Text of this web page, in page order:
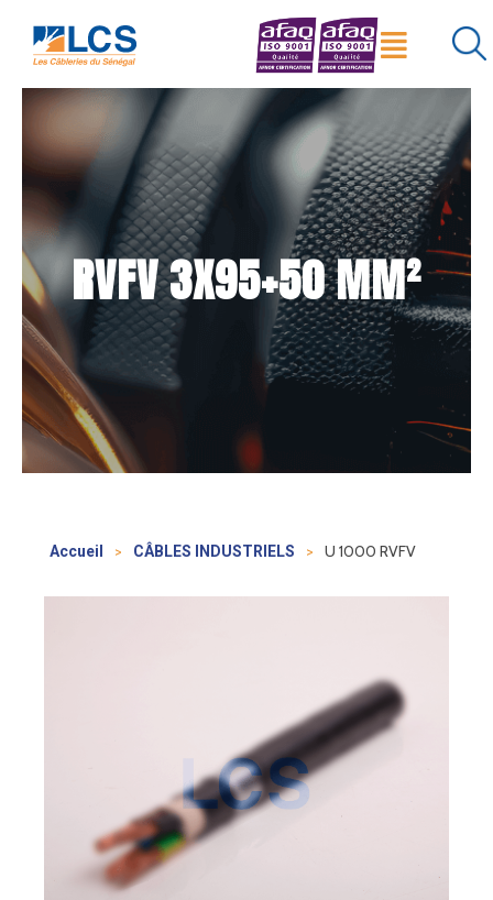
Réinitialiser× Rechercher
RVFV 3X95+50 MM²
Accueil > CÂBLES INDUSTRIELS > U 1000 RVFV